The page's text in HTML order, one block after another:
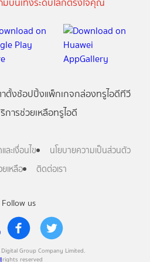
Follow us
Group Company Limited.
rights reserved
บันเทิงระดับโลกตรงใจคุณ
ตั้งช้อปปิ้งแพ็กเกจกล่องทรูไอดีทีวี
การช่วยเหลือทรูไอดี
ะเงื่อนไข
นโยบายความเป็นส่วนตัว
เหลือ
ติดต่อเรา